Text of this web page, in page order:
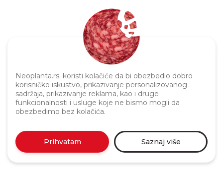
Neoplanta.rs. koristi kolačiće da bi obezbedio dobro
korisničko iskustvo, prikazivanje personalizovanog
sadržaja, prikazivanje reklama, kao i druge
funkcionalnosti i usluge koje ne bismo mogli da
obezbedimo bez kolačića.
Prihvatam Saznaj više
Politika privatnosti